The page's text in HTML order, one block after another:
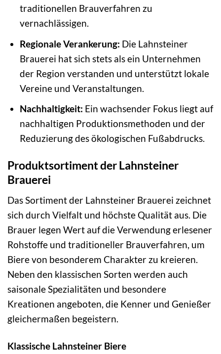
traditionellen Brauverfahren zu
vernachlässigen.
Regionale Verankerung: Die Lahnsteiner
Brauerei hat sich stets als ein Unternehmen
der Region verstanden und unterstützt lokale
Vereine und Veranstaltungen.
Nachhaltigkeit: Ein wachsender Fokus liegt auf
nachhaltigen Produktionsmethoden und der
Reduzierung des ökologischen Fußabdrucks.
Produktsortiment der Lahnsteiner
Brauerei
Das Sortiment der Lahnsteiner Brauerei zeichnet
sich durch Vielfalt und höchste Qualität aus. Die
Brauer legen Wert auf die Verwendung erlesener
Rohstoffe und traditioneller Brauverfahren, um
Biere von besonderem Charakter zu kreieren.
Neben den klassischen Sorten werden auch
saisonale Spezialitäten und besondere
Kreationen angeboten, die Kenner und Genießer
gleichermaßen begeistern.
Klassische Lahnsteiner Biere